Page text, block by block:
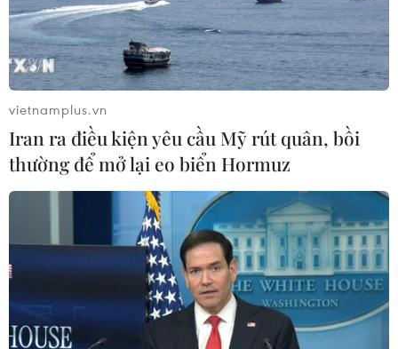
vietnamplus.vn
Iran ra điều kiện yêu cầu Mỹ rút quân, bồi
thường để mở lại eo biển Hormuz